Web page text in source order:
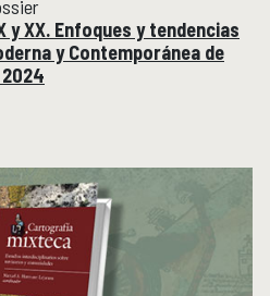
y XX. Enfoques y tendencias
y Contemporánea de